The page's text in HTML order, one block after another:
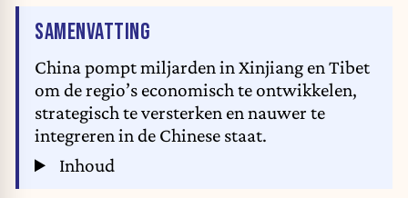
SAMENVATTING
China pompt miljarden in Xinjiang en Tibet
om de regio’s economisch te ontwikkelen,
strategisch te versterken en nauwer te
integreren in de Chinese staat.
Inhoud